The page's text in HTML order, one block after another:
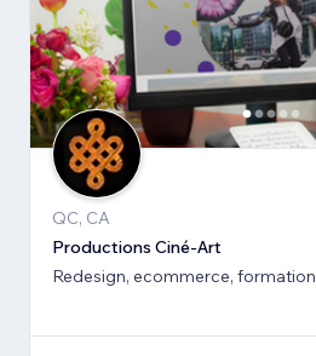
QC, CA
Productions Ciné-Art
Redesign, ecommerce,